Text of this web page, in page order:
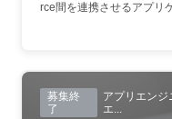
rce間を連携させるアプリ
募集終
了
アプリエンジ
エ...